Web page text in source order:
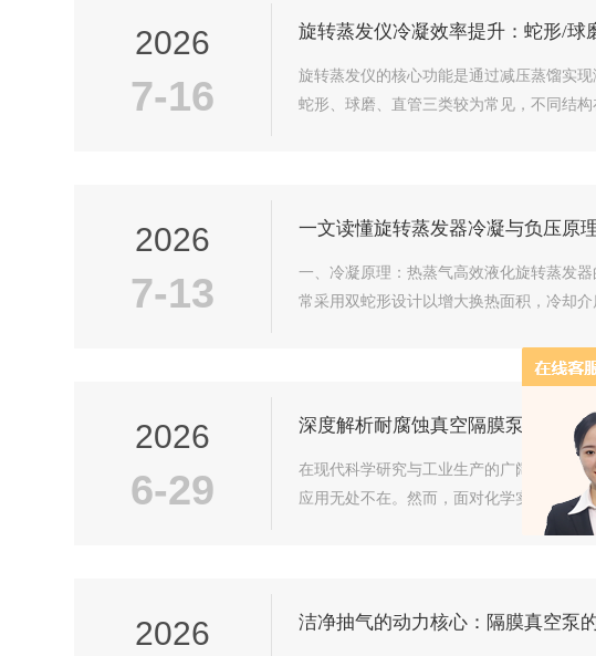
2026
7-16
旋转蒸发仪冷凝效率提升：蛇形/球
旋转蒸发仪的核心功能是通过减压蒸馏实
蛇形、球磨、直管三类较为常见，不同结
2026
7-13
一文读懂旋转蒸发器冷凝与负压原
一、冷凝原理：热蒸气高效液化旋转蒸发
常采用双蛇形设计以增大换热面积，冷却
2026
6-29
深度解析耐腐蚀真空隔膜泵的核心
在现代科学研究与工业生产的广阔领域中
应用无处不在。然而，面对化学实验中常
2026 洁净抽气的动力核心：隔膜真空泵